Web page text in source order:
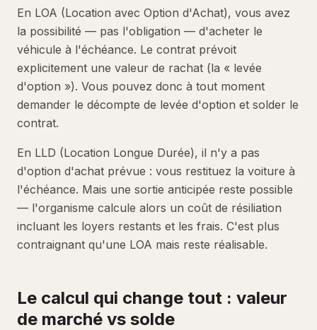
En LOA (Location avec Option d'Achat), vous avez
la possibilité — pas l'obligation — d'acheter le
véhicule à l'échéance. Le contrat prévoit
explicitement une valeur de rachat (la « levée
d'option »). Vous pouvez donc à tout moment
demander le décompte de levée d'option et solder le
contrat.
En LLD (Location Longue Durée), il n'y a pas
d'option d'achat prévue : vous restituez la voiture à
l'échéance. Mais une sortie anticipée reste possible
— l'organisme calcule alors un coût de résiliation
incluant les loyers restants et les frais. C'est plus
contraignant qu'une LOA mais reste réalisable.
Le calcul qui change tout : valeur
de marché vs solde